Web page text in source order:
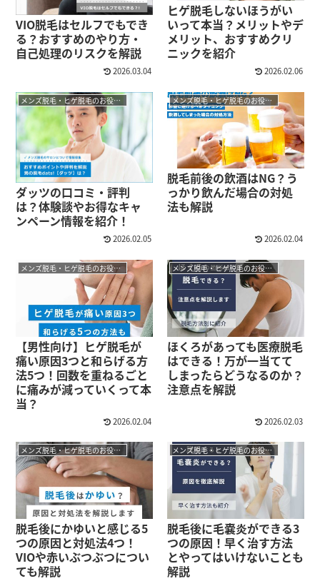
VIO脱毛はセルフでもでき
る？おすすめのやり方・
自己処理のリスクを解説
2026.03.04
ヒゲ脱毛しないほうがい
いって本当？メリットやデ
メリット、おすすめクリ
ニックを紹介
2026.02.06
メンズ脱毛・ヒゲ脱毛のお役立ちコラム
ダッツの口コミ・評判
は？体験談やお得なキャ
ンペーン情報を紹介！
2026.02.05
メンズ脱毛・ヒゲ脱毛のお役立ちコラム
脱毛前後の飲酒はNG？う
っかり飲んだ場合の対処
法も解説
2026.02.04
メンズ脱毛・ヒゲ脱毛のお役立ちコラム
【男性向け】ヒゲ脱毛が
痛い原因3つと和らげる方
法5つ！回数を重ねるごと
に痛みが減っていくって本
当？
2026.02.04
メンズ脱毛・ヒゲ脱毛のお役立ちコラム
ほくろがあっても医療脱毛
はできる！万が一当てて
しまったらどうなるのか？
注意点を解説
2026.02.03
メンズ脱毛・ヒゲ脱毛のお役立ちコラム
脱毛後にかゆいと感じる5
つの原因と対処法4つ！
VIOや赤いぶつぶつについ
ても解説
メンズ脱毛・ヒゲ脱毛のお役立ちコラム
脱毛後に毛嚢炎ができる3
つの原因！早く治す方法
とやってはいけないことも
解説